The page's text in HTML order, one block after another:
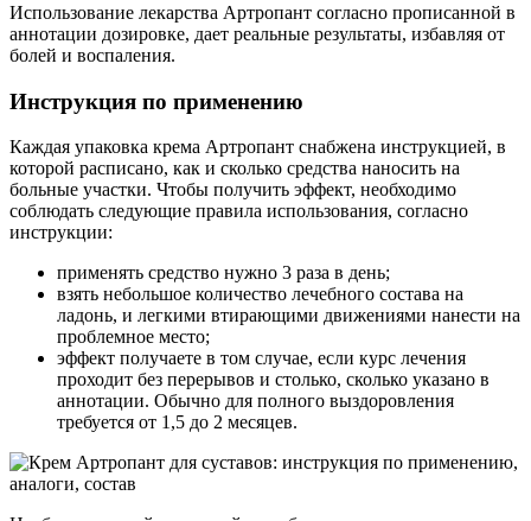
Использование лекарства Артропант согласно прописанной в
аннотации дозировке, дает реальные результаты, избавляя от
болей и воспаления.
Инструкция по применению
Каждая упаковка крема Артропант снабжена инструкцией, в
которой расписано, как и сколько средства наносить на
больные участки. Чтобы получить эффект, необходимо
соблюдать следующие правила использования, согласно
инструкции:
применять средство нужно 3 раза в день;
взять небольшое количество лечебного состава на
ладонь, и легкими втирающими движениями нанести на
проблемное место;
эффект получаете в том случае, если курс лечения
проходит без перерывов и столько, сколько указано в
аннотации. Обычно для полного выздоровления
требуется от 1,5 до 2 месяцев.